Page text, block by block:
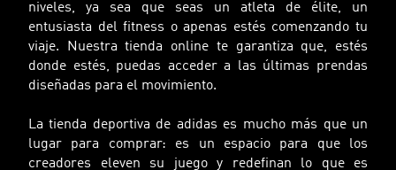
niveles, ya sea que seas un atleta de élite, un
entusiasta del fitness o apenas estés comenzando tu
viaje. Nuestra tienda online te garantiza que, estés
donde estés, puedas acceder a las últimas prendas
diseñadas para el movimiento.
La tienda deportiva de adidas es mucho más que un
lugar para comprar: es un espacio para que los
creadores eleven su juego y redefinan lo que es